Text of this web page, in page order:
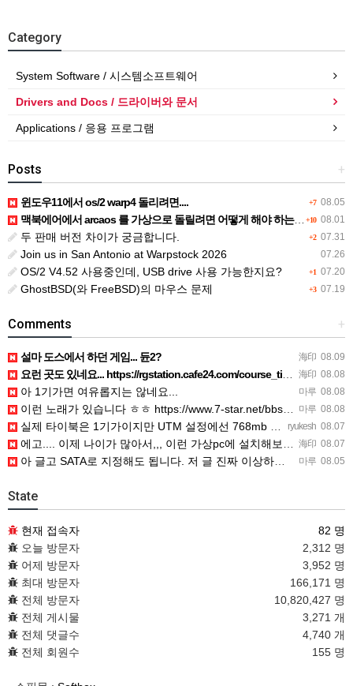
Category
System Software / 시스템소프트웨어
Drivers and Docs / 드라이버와 문서
Applications / 응용 프로그램
+
Posts
+7 08.05
윈도우11에서 os/2 warp4 돌리려면....
+10 08.01
맥북에어에서 arcaos 를 가상으로 돌릴려면 어떻게 해야 하는 지요?
+2 07.31
두 판매 버전 차이가 궁금합니다.
07.26
Join us in San Antonio at Warpstock 2026
+1 07.20
OS/2 V4.52 사용중인데, USB drive 사용 가능한지요?
+3 07.19
GhostBSD(와 FreeBSD)의 마우스 문제
+
Comments
海印 08.09
설마 도스에서 하던 게임... 듄2?
海印 08.08
요런 곳도 있네요... https://rgstation.cafe24.com/course_tip/306500
마루 08.08
아 1기가면 여유롭지는 않네요...
마루 08.08
이런 노래가 있습니다 ㅎㅎ https://www.7-star.net/bbs/board.php?bo_table…
ryukesh 08.07
실제 타이북은 1기가이지만 UTM 설정에선 768mb 입니다. 1기가나 그 보다 넘게 설정하면 UTM 에뮬레…
海印 08.07
에고.... 이제 나이가 많아서,,, 이런 가상pc에 설치해보는 것도 귀찮군요.. ㅎㅎ 날씨도 덥고.....…
마루 08.05
아 글고 SATA로 지정해도 됩니다. 저 글 진짜 이상하네요. 옛날꺼 퍼와서 그런거 같은데요.
State
현재 접속자
82 명
오늘 방문자
2,312 명
어제 방문자
3,952 명
최대 방문자
166,171 명
전체 방문자
10,820,427 명
전체 게시물
3,271 개
전체 댓글수
4,740 개
전체 회원수
155 명